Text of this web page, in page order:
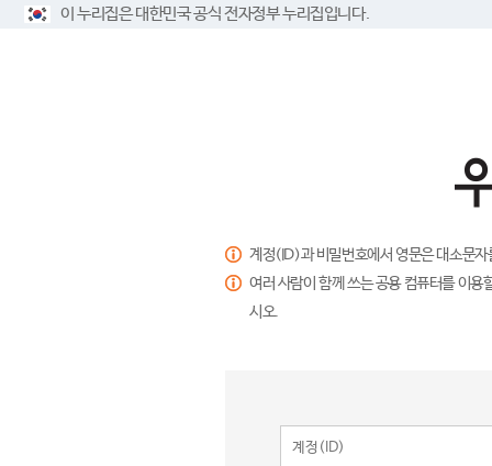
이 누리집은 대한민국 공식 전자정부 누리집입니다.
계정(ID)과 비밀번호에서 영문은 대소문
여러 사람이 함께 쓰는 공용 컴퓨터를 이
시오.